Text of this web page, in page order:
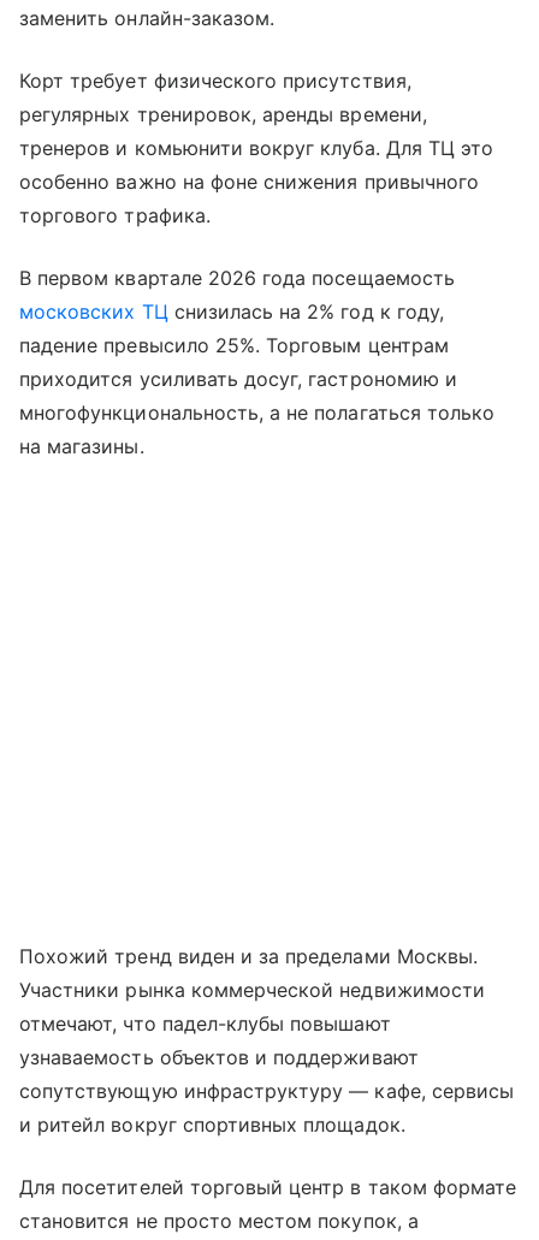
заменить онлайн-заказом.
Корт требует физического присутствия,
регулярных тренировок, аренды времени,
тренеров и комьюнити вокруг клуба. Для ТЦ это
особенно важно на фоне снижения привычного
торгового трафика.
В первом квартале 2026 года посещаемость
московских ТЦ снизилась на 2% год к году,
падение превысило 25%. Торговым центрам
приходится усиливать досуг, гастрономию и
многофункциональность, а не полагаться только
на магазины.
Похожий тренд виден и за пределами Москвы.
Участники рынка коммерческой недвижимости
отмечают, что падел-клубы повышают
узнаваемость объектов и поддерживают
сопутствующую инфраструктуру — кафе, сервисы
и ритейл вокруг спортивных площадок.
Для посетителей торговый центр в таком формате
становится не просто местом покупок, а